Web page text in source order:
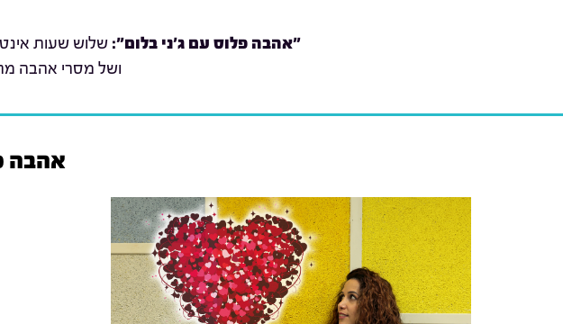
"אהבה פלוס עם ג'ני בלום": שלוש שעות
ושל מסרי אהבה
אהבה